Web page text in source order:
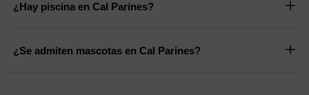
¿Hay piscina en Cal Parines?
¿Se admiten mascotas en Cal Parines?